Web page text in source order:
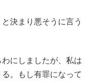
決まり悪そうに言う
にしましたが、私は
。もし有罪になって